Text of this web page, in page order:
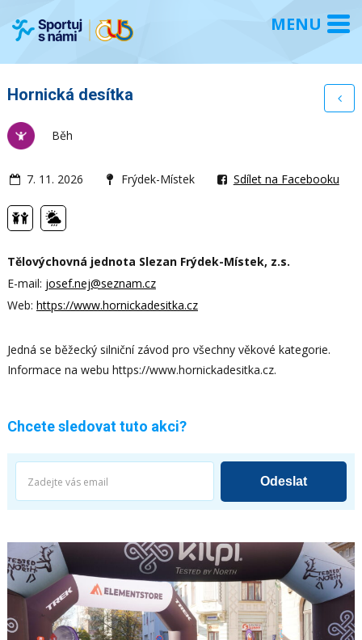
Hornická desítka
Běh
7. 11. 2026 Frýdek-Místek Sdílet na Facebooku
Tělovýchovná jednota Slezan Frýdek-Místek, z.s.
E-mail: josef.nej@seznam.cz
Web: https://www.hornickadesitka.cz
Jedná se běžecký silniční závod pro všechny věkové kategorie.
Informace na webu https://www.hornickadesitka.cz.
Chcete sledovat tuto akci?